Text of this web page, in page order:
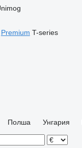
Premium T-series
Полша Унгария